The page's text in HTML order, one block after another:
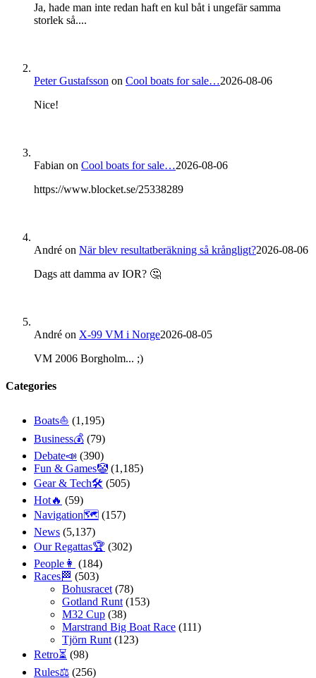
Ja, hade man inte redan haft en kul båt i ungefär samma
storlek så....
Peter Gustafsson on Cool boats for sale…2026-08-06
Nice!
Fabian on Cool boats for sale…2026-08-06
https://www.blocket.se/25338289
André on När blev resultatberäkning så krångligt?2026-08-06
Dags att damma av IOR? 🤔
André on X-99 VM i Norge2026-08-05
VM 2006 Borgholm... ;)
Categories
Boats⛵️ (1,195)
Business💰 (79)
Debate📣 (390)
Fun & Games🤡 (1,185)
Gear & Tech🛠 (505)
Hot🔥 (59)
Navigation🗺 (157)
News (5,137)
Our Regattas🏆 (302)
People👩 (184)
Races🏁 (503)
Bohusracet (78)
Gotland Runt (153)
M32 Cup (38)
Marstrand Big Boat Race (111)
Tjörn Runt (123)
Retro⏳ (98)
Rules⚖️ (256)